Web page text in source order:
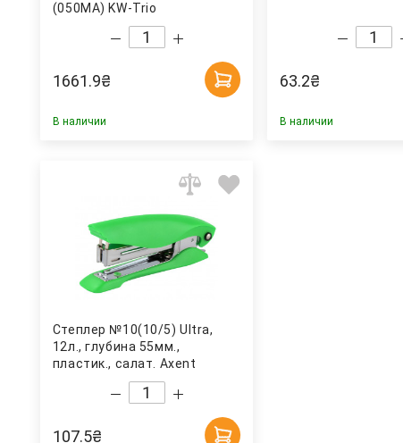
(050MA) KW-Trio
1661.9₴
В наличии
63.2₴
В наличии
Степлер №10(10/5) Ultra,
12л., глубина 55мм.,
пластик., салат. Axent
107.5₴